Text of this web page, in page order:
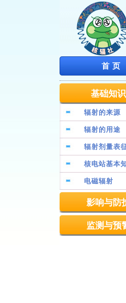
首 页
基础知识
辐射的来源
辐射的用途
辐射剂量表
核电站基本
电磁辐射
影响与防
监测与预